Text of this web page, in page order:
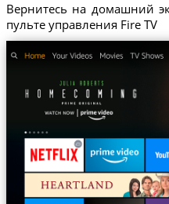
Вернитесь на домашний
пульте управления Fire TV